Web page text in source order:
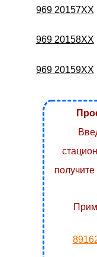
969 20157XX
969 20158XX
969 20159XX